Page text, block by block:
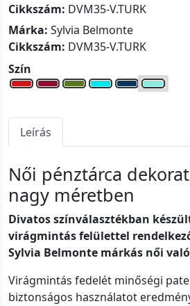
Cikkszám: DVM35-V.TURK
Márka: Sylvia Belmonte
Cikkszám: DVM35-V.TURK
Szín
Leírás
Női pénztárca
nagy méretben
Divatos színválasztékban
virágmintás felülettel
Sylvia Belmonte márkás női
Virágmintás fedelét minőségi
biztonságos használatot